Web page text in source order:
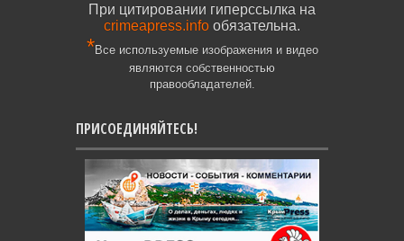
При цитировании гиперссылка на
crimeapress.info обязательна.
*Все используемые изображения и видео
являются собственностью
правообладателей.
ПРИСОЕДИНЯЙТЕСЬ!